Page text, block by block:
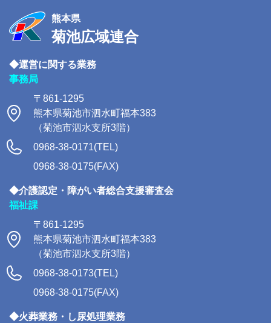
熊本県
菊池広域連合
◆運営に関する業務
事務局
〒861-1295
熊本県菊池市泗水町福本383
（菊池市泗水支所3階）
0968-38-0171(TEL)
0968-38-0175(FAX)
◆介護認定・障がい者総合支援審査会
福祉課
〒861-1295
熊本県菊池市泗水町福本383
（菊池市泗水支所3階）
0968-38-0173(TEL)
0968-38-0175(FAX)
◆火葬業務・し尿処理業務